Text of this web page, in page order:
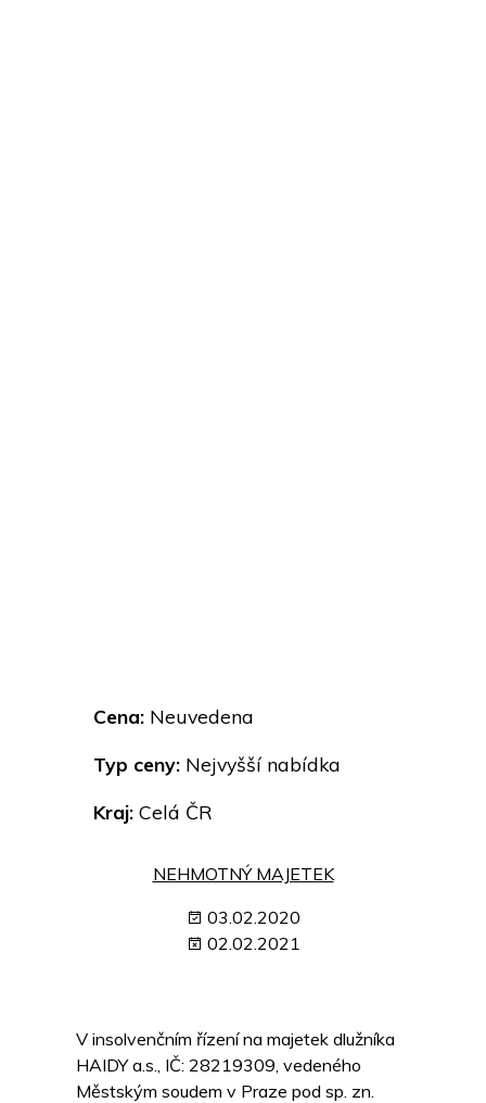
Cena: Neuvedena
Typ ceny: Nejvyšší nabídka
Kraj: Celá ČR
NEHMOTNÝ MAJETEK
03.02.2020
02.02.2021
V insolvenčním řízení na majetek dlužníka
HAIDY a.s., IČ: 28219309, vedeného
Městským soudem v Praze pod sp. zn.